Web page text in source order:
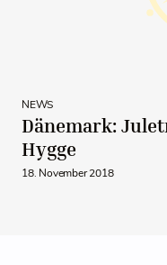
NEWS
Dänemark:
Hygge
18. November 2018